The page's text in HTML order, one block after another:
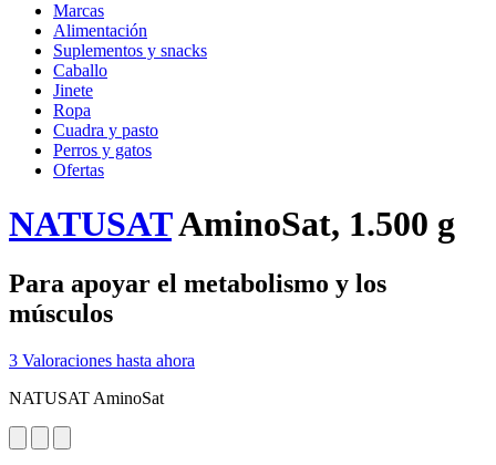
Marcas
Alimentación
Suplementos y snacks
Caballo
Jinete
Ropa
Cuadra y pasto
Perros y gatos
Ofertas
NATUSATAminoSat, 1.500 g
Para apoyar el metabolismo y los
músculos
3 Valoraciones hasta ahora
NATUSAT AminoSat